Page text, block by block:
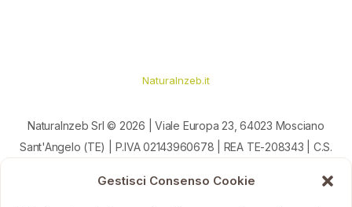
Gestisci Consenso Cookie
Naturalnzeb.it
Naturalnzeb Srl © 2026 | Viale Europa 23, 64023 Mosciano
Sant'Angelo (TE) | P.IVA 02143960678 | REA TE-208343 | C.S.
Artigiano